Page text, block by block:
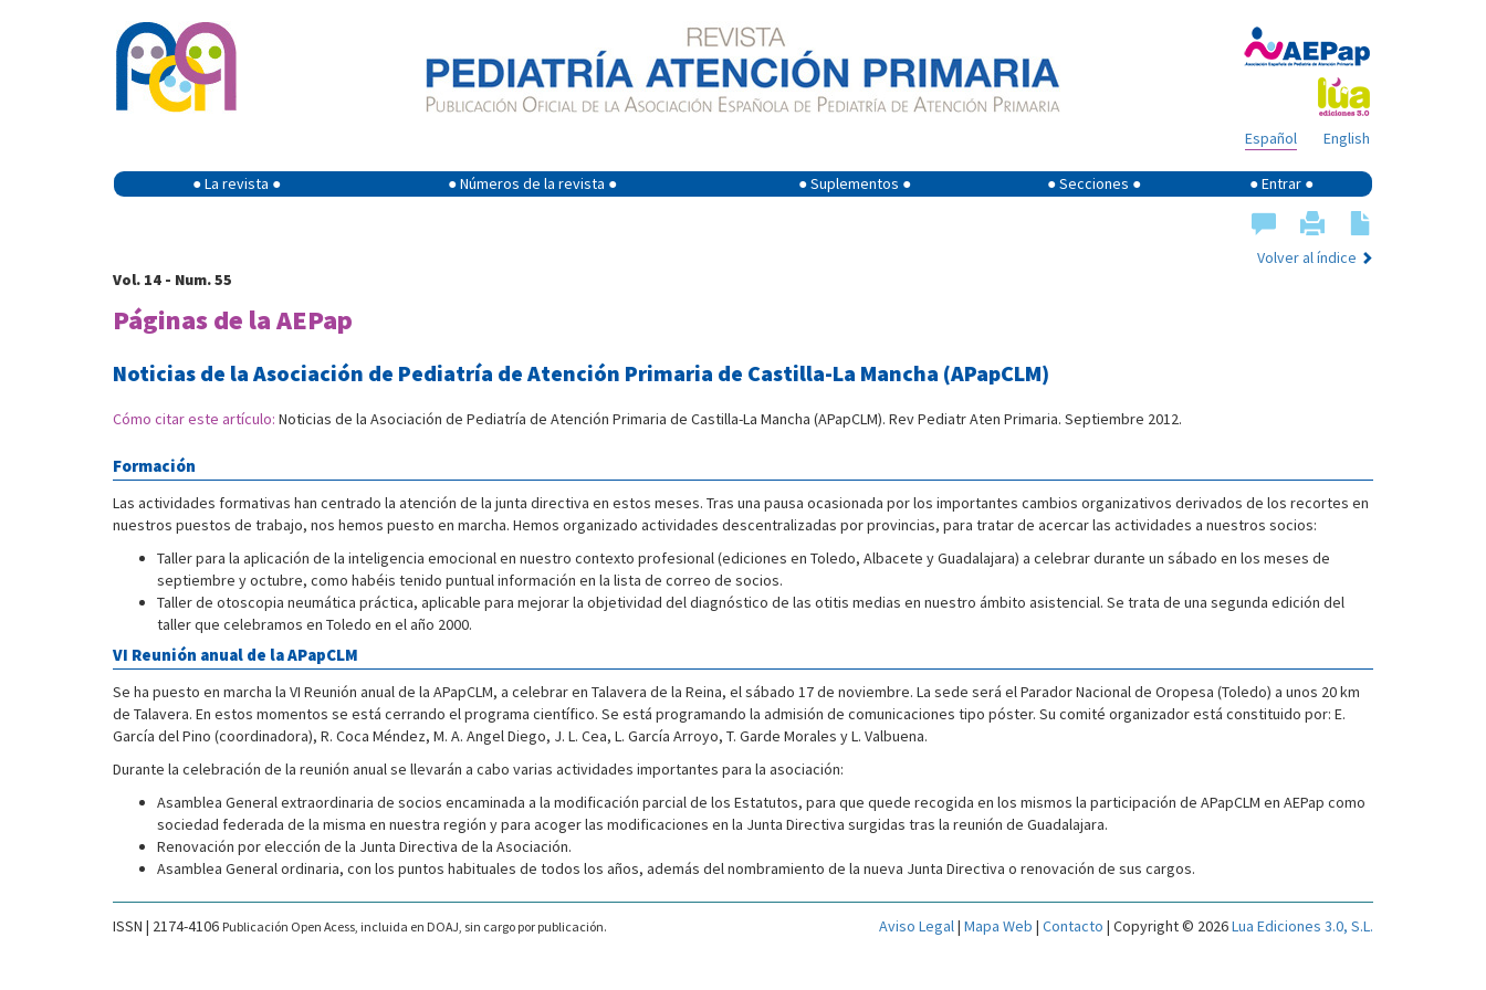
English
Español
● La revista ● ● Números de la revista ● ● Suplementos ● ● Secciones ● ● Entrar ●
Volver al índice
Vol. 14 - Num. 55
Páginas de la AEPap
Noticias de la Asociación de Pediatría de Atención Primaria de Castilla-La Mancha (APapCLM)
Cómo citar este artículo: Noticias de la Asociación de Pediatría de Atención Primaria de Castilla-La Mancha (APapCLM). Rev Pediatr Aten Primaria. Septiembre 2012.
Formación
Las actividades formativas han centrado la atención de la junta directiva en estos meses. Tras una pausa ocasionada por los importantes cambios organizativos derivados de los recortes en
nuestros puestos de trabajo, nos hemos puesto en marcha. Hemos organizado actividades descentralizadas por provincias, para tratar de acercar las actividades a nuestros socios:
Taller para la aplicación de la inteligencia emocional en nuestro contexto profesional (ediciones en Toledo, Albacete y Guadalajara) a celebrar durante un sábado en los meses de
septiembre y octubre, como habéis tenido puntual información en la lista de correo de socios.
Taller de otoscopia neumática práctica, aplicable para mejorar la objetividad del diagnóstico de las otitis medias en nuestro ámbito asistencial. Se trata de una segunda edición del
taller que celebramos en Toledo en el año 2000.
VI Reunión anual de la APapCLM
Se ha puesto en marcha la VI Reunión anual de la APapCLM, a celebrar en Talavera de la Reina, el sábado 17 de noviembre. La sede será el Parador Nacional de Oropesa (Toledo) a unos 20 km
de Talavera. En estos momentos se está cerrando el programa científico. Se está programando la admisión de comunicaciones tipo póster. Su comité organizador está constituido por: E.
García del Pino (coordinadora), R. Coca Méndez, M. A. Angel Diego, J. L. Cea, L. García Arroyo, T. Garde Morales y L. Valbuena.
Durante la celebración de la reunión anual se llevarán a cabo varias actividades importantes para la asociación:
Asamblea General extraordinaria de socios encaminada a la modificación parcial de los Estatutos, para que quede recogida en los mismos la participación de APapCLM en AEPap como
sociedad federada de la misma en nuestra región y para acoger las modificaciones en la Junta Directiva surgidas tras la reunión de Guadalajara.
Renovación por elección de la Junta Directiva de la Asociación.
Asamblea General ordinaria, con los puntos habituales de todos los años, además del nombramiento de la nueva Junta Directiva o renovación de sus cargos.
ISSN | 2174-4106 Publicación Open Acess, incluida en DOAJ, sin cargo por publicación. Aviso Legal| Mapa Web | Contacto | Copyright © 2026Lua Ediciones 3.0, S.L.